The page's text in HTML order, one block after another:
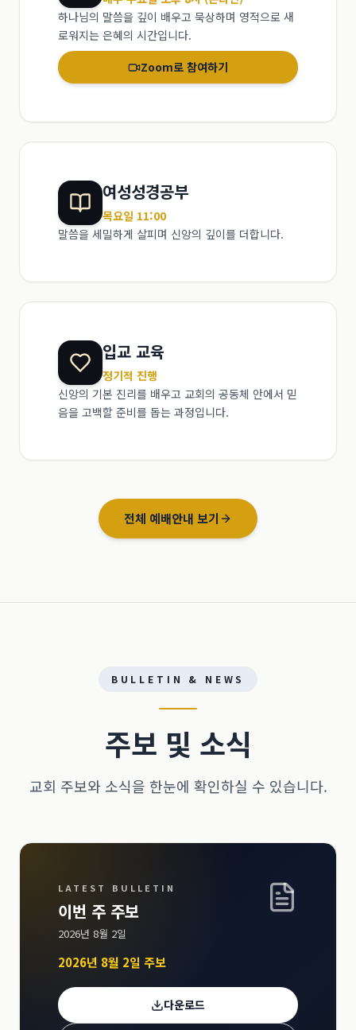
하나님의 말씀을 깊이 배우고 묵상하며 영적으로 새
로워지는 은혜의 시간입니다.
Zoom로 참여하기
여성성경공부
목요일 11:00
말씀을 세밀하게 살피며 신앙의 깊이를 더합니다.
입교 교육
정기적 진행
신앙의 기본 진리를 배우고 교회의 공동체 안에서 믿
음을 고백할 준비를 돕는 과정입니다.
전체 예배안내 보기
BULLETIN & NEWS
주보 및 소식
교회 주보와 소식을 한눈에 확인하실 수 있습니다.
LATEST BULLETIN
이번 주 주보
2026년 8월 2일
2026년 8월 2일 주보
다운로드